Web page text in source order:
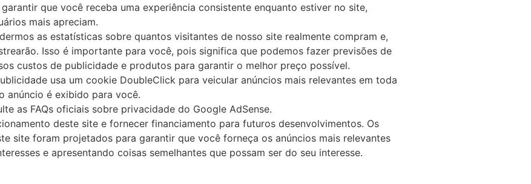
que você receba uma experiência consistente enquanto estiver no site,
mais apreciam.
as estatísticas sobre quantos visitantes de nosso site realmente compram e,
Isso é importante para você, pois significa que podemos fazer previsões de
custos de publicidade e produtos para garantir o melhor preço possível.
usa um cookie DoubleClick para veicular anúncios mais relevantes em toda
anúncio é exibido para você.
as FAQs oficiais sobre privacidade do Google AdSense.
deste site e fornecer financiamento para futuros desenvolvimentos. Os
site foram projetados para garantir que você forneça os anúncios mais relevantes
e apresentando coisas semelhantes que possam ser do seu interesse.